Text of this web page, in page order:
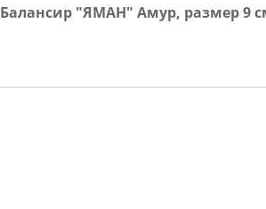
Балансир "ЯМАН" Амур, размер 9